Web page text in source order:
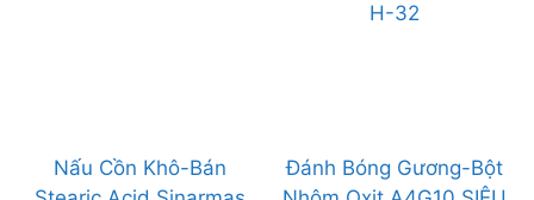
H-32
Nấu Cồn Khô-Bán
Đánh Bóng Gương-Bột